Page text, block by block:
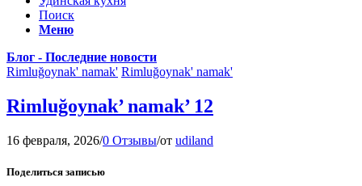
Поиск
Меню
Блог - Последние новости
Rimluğoynak' namak' Rimluğoynak' namak'
Rimluğoynak’ namak’ 12
16 февраля, 2026/0 Отзывы/от udiland
Поделиться записью